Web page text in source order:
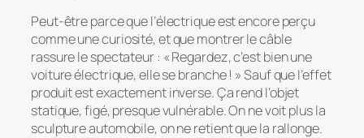
Peut-être parce que l’électrique est encore perçu
comme une curiosité, et que montrer le câble
rassure le spectateur : « Regardez, c’est bien une
voiture électrique, elle se branche ! »Sauf que l’effet
produit est exactement inverse. Ça rend l’objet
statique, figé, presque vulnérable. On ne voit plus la
sculpture automobile, on ne retient que la rallonge.